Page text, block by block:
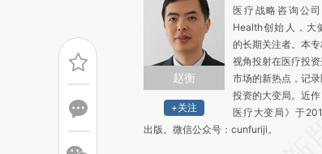
赵衡
+关注
医疗战略咨询公
Health创始人，大
的长期关注者。本
视角投射在医疗投
市场的新热点，记
投资的大变局。近
医疗大变局》于
出版。微信公众号：cunfuriji。